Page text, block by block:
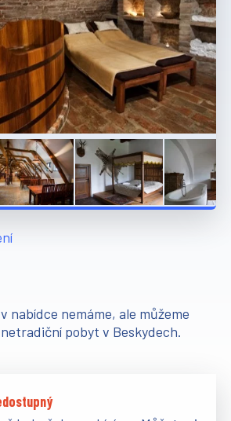
nabídce nemáme, ale můžeme
pobyt v Beskydech.